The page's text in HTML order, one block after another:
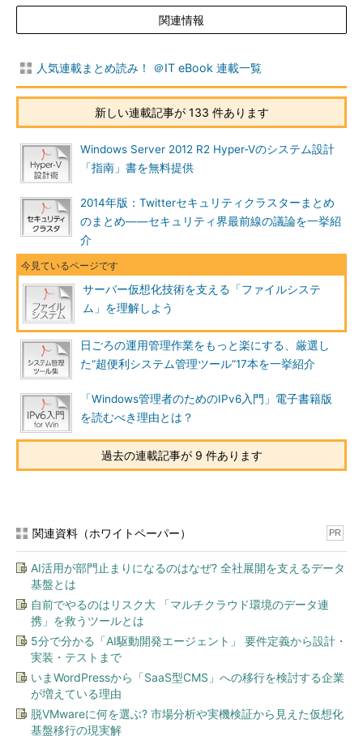
関連情報
人気連載まとめ読み！ ＠IT eBook 連載一覧
新しい連載記事が 133 件あります
Windows Server 2012 R2 Hyper-Vのシステム設計
「指南」書を無料提供
2014年版：Twitterセキュリティクラスターまとめ
のまとめ――セキュリティ界最前線の議論を一挙紹
介
サーバー仮想化技術を支える「ファイルシステ
ム」を理解しよう
日ごろの運用管理作業をもっと楽にする、厳選し
た“超便利システム管理ツール”17本を一挙紹介
「Windows管理者のためのIPv6入門」電子書籍版
を読むべき理由とは？
過去の連載記事が 9 件あります
関連資料（ホワイトペーパー） PR
AI活用が部門止まりになるのはなぜ? 全社展開を支えるデータ
基盤とは
自前でやるのはリスク大 「マルチクラウド環境のデータ連
携」を救うツールとは
5分で分かる「AI駆動開発エージェント」 要件定義から設計・
実装・テストまで
いまWordPressから「SaaS型CMS」への移行を検討する企業
が増えている理由
脱VMwareに何を選ぶ? 市場分析や実機検証から見えた仮想化
基盤移行の現実解